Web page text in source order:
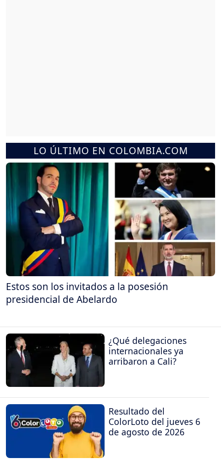
LO ÚLTIMO EN COLOMBIA.COM
Estos son los invitados a la posesión
presidencial de Abelardo
¿Qué delegaciones
internacionales ya
arribaron a Cali?
Resultado del
ColorLoto del jueves 6
de agosto de 2026